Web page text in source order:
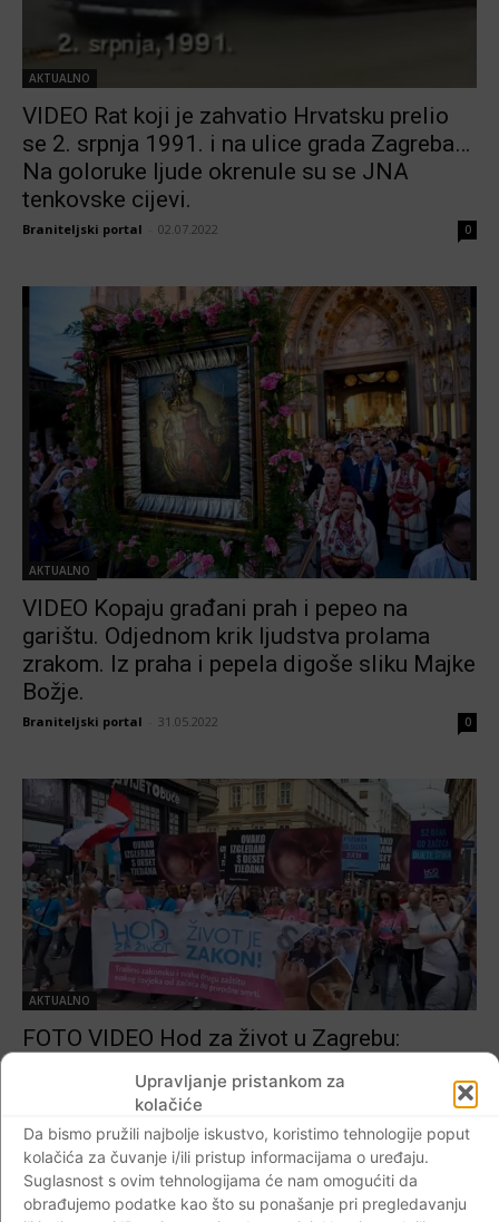
Upravljanje pristankom za
kolačiće
Da bismo pružili najbolje iskustvo, koristimo tehnologije poput
kolačića za čuvanje i/ili pristup informacijama o uređaju.
Suglasnost s ovim tehnologijama će nam omogućiti da
obrađujemo podatke kao što su ponašanje pri pregledavanju
AKTUALNO
VIDEO Rat koji je zahvatio Hrvatsku prelio
se 2. srpnja 1991. i na ulice grada Zagreba…
Na goloruke ljude okrenule su se JNA
tenkovske cijevi.
Braniteljski portal 02.07.2022 0
AKTUALNO
VIDEO Kopaju građani prah i pepeo na
garištu. Odjednom krik ljudstva prolama
zrakom. Iz praha i pepela digoše sliku Majke
Božje.
Braniteljski portal 31.05.2022 0
AKTUALNO
FOTO VIDEO Hod za život u Zagrebu:
znanosti koji štiti život od začeća do smrti’
Braniteljski portal 14.05.2022